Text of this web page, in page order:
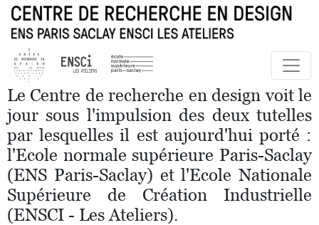
Le Centre de recherche en design voit le
jour sous l'impulsion des deux tutelles
par lesquelles il est aujourd'hui porté :
l'Ecole normale supérieure Paris-Saclay
(ENS Paris-Saclay) et l'Ecole Nationale
Supérieure de Création Industrielle
(ENSCI - Les Ateliers).